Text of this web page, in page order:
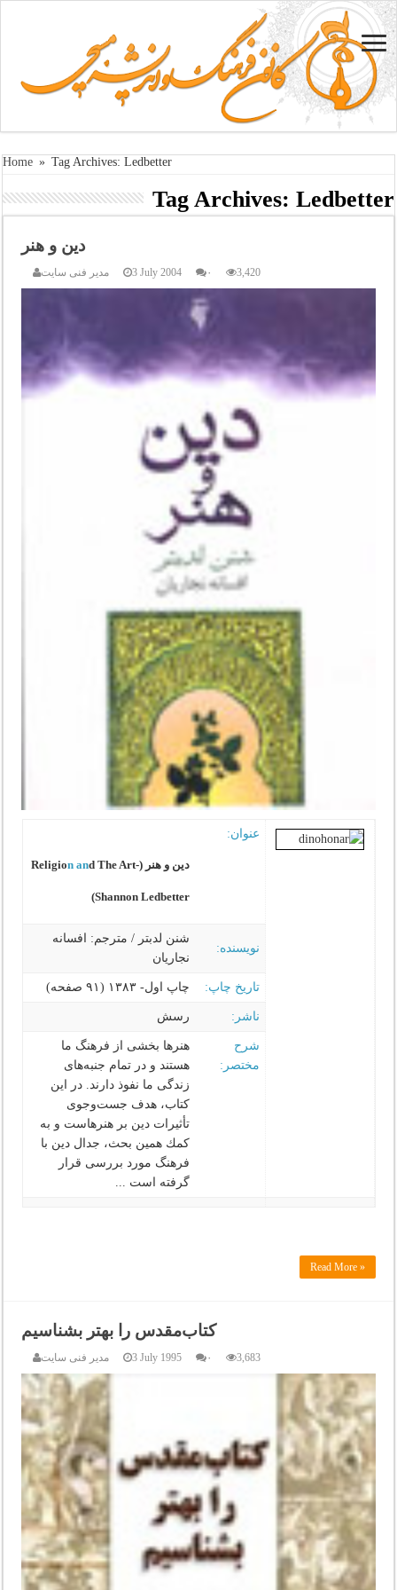
Home » Tag Archives: Ledbetter
Tag Archives: Ledbetter
دین و هنر
مدیر فنی سایت 3 July 2004 ۰ 3,420
عنوان:
دین و هنر (Religio n and The Art-
Shannon Ledbetter)
نویسنده:
شنن لدبتر / مترجم: افسانه
نجاریان‌‌
تاریخ چاپ: چاپ اول- ۱۳۸۳ (۹۱ صفحه)
ناشر: رسش
شرح
مختصر:
هنرها بخشی از فرهنگ ما
هستند و در تمام جنبه‌های
زندگی ما نفوذ دارند. در این
كتاب، هدف جست‌وجوی
تأثیرات دین بر هنرهاست و به
كمك همین بحث، جدال دین با
فرهنگ مورد بررسی قرار
گرفته است ...
Read More »
کتاب‌مقدس را بهتر بشناسیم
مدیر فنی سایت 3 July 1995 ۰ 3,683